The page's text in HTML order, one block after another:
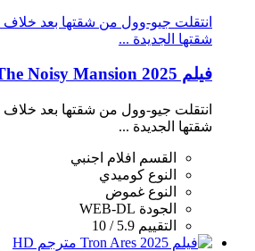
انتقلت جيو-وول من شقتها بعد
شقتها الجديدة ...
فيلم The Noisy Mansion 2025 مترجم HD
انتقلت جيو-وول من شقتها بعد
شقتها الجديدة ...
القسم
افلام اجنبي
النوع كوميدي
النوع غموض
الجودة WEB-DL
التقييم 5.9 / 10